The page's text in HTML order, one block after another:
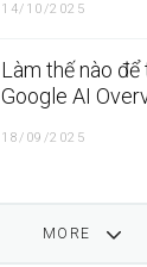
14/10/2025
Làm thế nào
Google AI
18/09/2025
MORE